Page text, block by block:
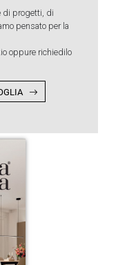
di progetti, di
pensato per la
oppure richiedilo